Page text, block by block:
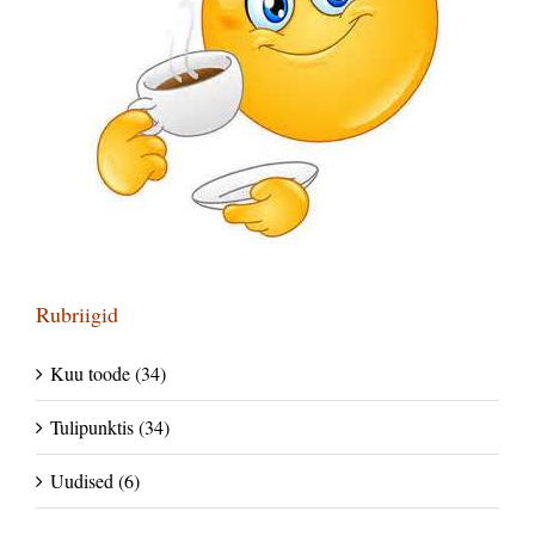
Rubriigid
Kuu toode (34)
Tulipunktis (34)
Uudised (6)